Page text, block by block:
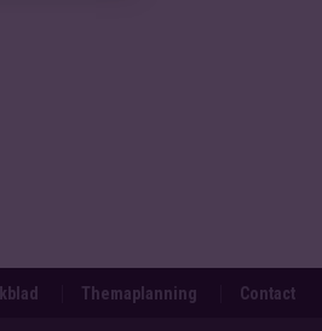
Themaplanning Contact